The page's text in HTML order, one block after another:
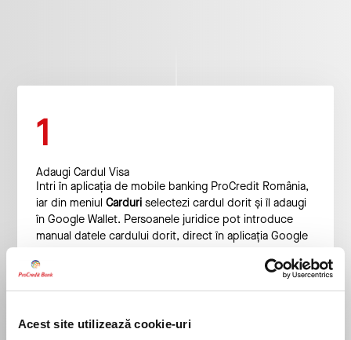
Acest site utilizează cookie-uri
1
Adaugi Cardul Visa
Intri în aplicația de mobile banking ProCredit România,
iar din meniul Carduri selectezi cardul dorit și îl adaugi
în Google Wallet. Persoanele juridice pot introduce
manual datele cardului dorit, direct în aplicația Google